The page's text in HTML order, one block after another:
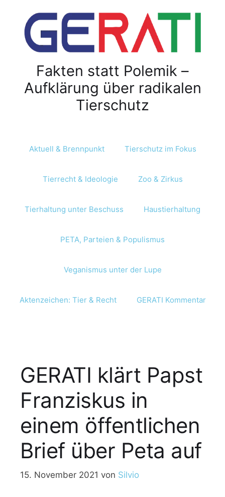
Fakten statt Polemik –
Aufklärung über radikalen
Tierschutz
Aktuell & Brennpunkt Tierschutz im Fokus
Tierrecht & Ideologie Zoo & Zirkus
Tierhaltung unter Beschuss Haustierhaltung
PETA, Parteien & Populismus
Veganismus unter der Lupe
Aktenzeichen: Tier & Recht GERATI Kommentar
GERATI klärt Papst
Franziskus in
einem öffentlichen
Brief über Peta auf
15. November 2021 von Silvio